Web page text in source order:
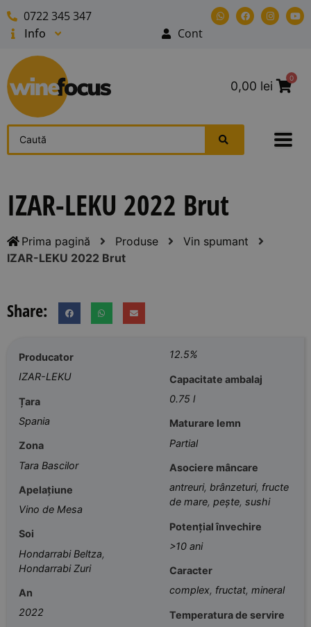
0722 345 347
Info
Cont
0,00 lei
0
IZAR-LEKU 2022 Brut
Prima pagină Produse
Vin spumant
IZAR-LEKU 2022 Brut
Share:
Producator
IZAR-LEKU
Țara
Spania
Zona
Tara Bascilor
Apelațiune
Vino de Mesa
Soi
Hondarrabi Beltza,
Hondarrabi Zuri
An
2022
12.5%
Capacitate ambalaj
0.75 l
Maturare lemn
Partial
Asociere mâncare
antreuri, brânzeturi, fructe
de mare,pește,sushi
Potențial învechire
>10 ani
Caracter
complex, fructat,mineral
Temperatura de servire